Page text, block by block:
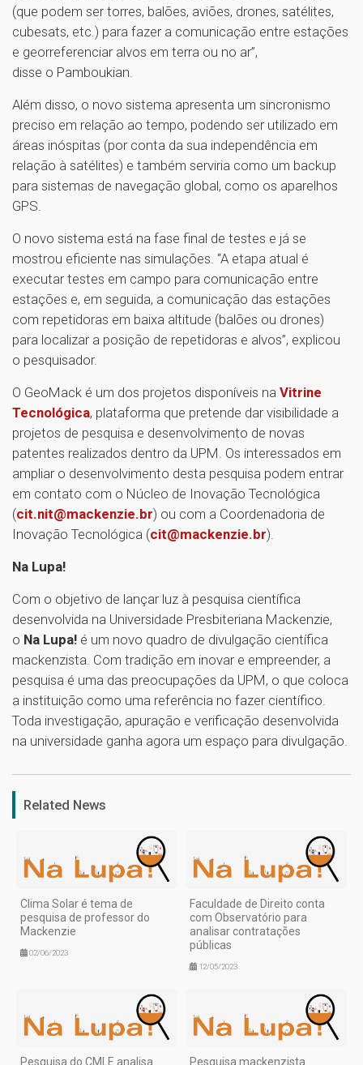
(que podem ser torres, balões, aviões, drones, satélites,
cubesats, etc.) para fazer a comunicação entre estações
e georreferenciar alvos em terra ou no ar”,
disse o Pamboukian.
Além disso, o novo sistema apresenta um sincronismo
preciso em relação ao tempo, podendo ser utilizado em
áreas inóspitas (por conta da sua independência em
relação à satélites) e também serviria como um backup
para sistemas de navegação global, como os aparelhos
GPS.
O novo sistema está na fase final de testes e já se
mostrou eficiente nas simulações. “A etapa atual é
executar testes em campo para comunicação entre
estações e, em seguida, a comunicação das estações
com repetidoras em baixa altitude (balões ou drones)
para localizar a posição de repetidoras e alvos”, explicou
o pesquisador.
O GeoMack é um dos projetos disponíveis na Vitrine
Tecnológica, plataforma que pretende dar visibilidade a
projetos de pesquisa e desenvolvimento de novas
patentes realizados dentro da UPM. Os interessados em
ampliar o desenvolvimento desta pesquisa podem entrar
em contato com o Núcleo de Inovação Tecnológica
(cit.nit@mackenzie.br) ou com a Coordenadoria de
Inovação Tecnológica (cit@mackenzie.br).
Na Lupa!
Com o objetivo de lançar luz à pesquisa científica
desenvolvida na Universidade Presbiteriana Mackenzie,
o Na Lupa! é um novo quadro de divulgação científica
mackenzista. Com tradição em inovar e empreender, a
pesquisa é uma das preocupações da UPM, o que coloca
a instituição como uma referência no fazer científico.
Toda investigação, apuração e verificação desenvolvida
na universidade ganha agora um espaço para divulgação.
1
Related News
Clima Solar é tema de
pesquisa de professor do
Mackenzie
02/06/2023
Faculdade de Direito conta
com Observatório para
analisar contratações
públicas
12/05/2023
Pesquisa do CMLE analisa Pesquisa mackenzista